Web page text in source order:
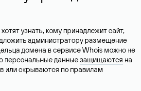
узнать, кому принадлежит сайт,
администратору размещение
домена в сервисе Whois можно не
персональные данныезащищаются на
или скрываются по правилам